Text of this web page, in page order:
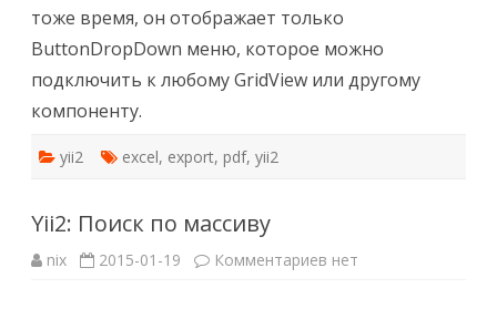
тоже время, он отображает только
ButtonDropDown меню, которое можно
подключить к любому GridView или другому
компоненту.
yii2 excel, export, pdf, yii2
Yii2: Поиск по массиву
nix 2015-01-19 Комментариев кнет